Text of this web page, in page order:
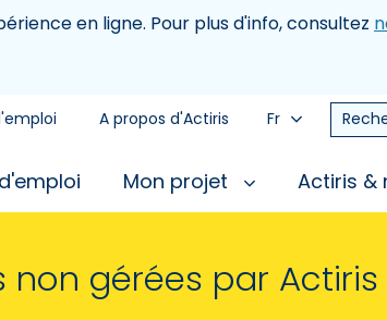
en ligne. Pour plus d'info, consultez
A propos d'Actiris Fr
Mon projet Actiris
non gérées par Actiris